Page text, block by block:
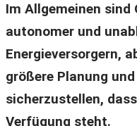
Im Allgemeinen
autonomer und
Energieversorgern,
größere Planung
sicherzustellen,
Verfügung steht.